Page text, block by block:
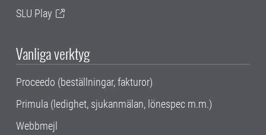
SLU Play
Vanliga verktyg
Proceedo (beställningar, fakturor)
Primula (ledighet, sjukanmälan, lönespec m.m.)
Webbmejl